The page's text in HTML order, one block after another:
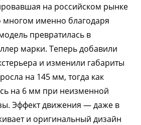
на российском рынке
многом именно благодаря
превратилась в
марки. Теперь добавили
и изменили габариты
на 145 мм, тогда как
на 6 мм при неизменной
Эффект движения — даже в
и оригинальный дизайн